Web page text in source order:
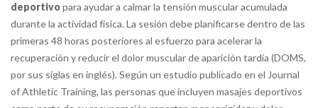
deportivopara ayudar a calmar la tensión muscular acumulada
durante la actividad física. La sesión debe planificarse dentro de las
primeras 48 horas posteriores al esfuerzo para acelerar la
recuperación y reducir el dolor muscular de aparición tardía (DOMS,
por sus siglas en inglés). Según un estudio publicado en el Journal
of Athletic Training, las personas que incluyen masajes deportivos